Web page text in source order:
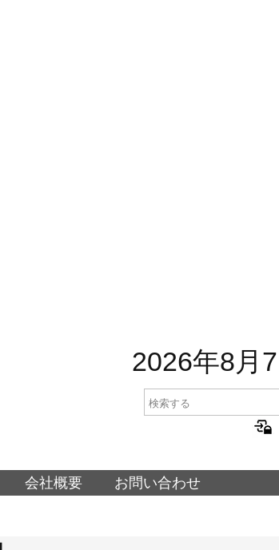
2026年8月
会社概要 お問い合わせ